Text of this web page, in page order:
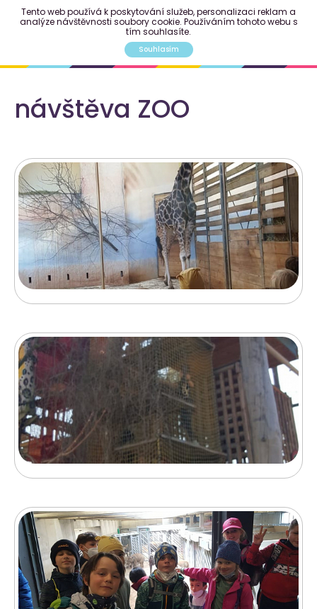
návštěva ZOO
Tento web používá k poskytování služeb, personalizaci reklam a
analýze návštěvnosti soubory cookie. Používáním tohoto webu s
tím souhlasíte.
Souhlasím